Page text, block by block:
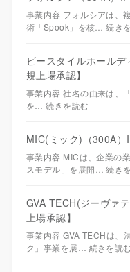
事業内容 フォルシアは、
術「Spook」を核…続き
ビースタイルホール
規上場承認】
事業内容 社名の由来は、
を…続きを読む
MIC(ミック)（300A）
事業内容 MICは、企業の
スモデル」を展開…続き
GVA TECH(ジーヴァ
上場承認】
事業内容 GVA TECHは、
ク」事業を展… 続きを読